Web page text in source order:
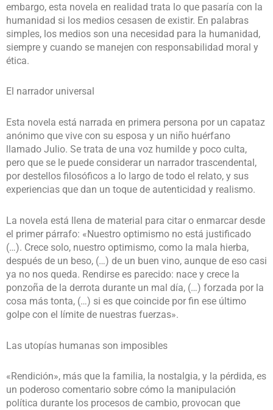
embargo, esta novela en realidad trata lo que pasaría con la
humanidad si los medios cesasen de existir. En palabras
simples, los medios son una necesidad para la humanidad,
siempre y cuando se manejen con responsabilidad moral y
ética.
El narrador universal
Esta novela está narrada en primera persona por un capataz
anónimo que vive con su esposa y un niño huérfano
llamado Julio. Se trata de una voz humilde y poco culta,
pero que se le puede considerar un narrador trascendental,
por destellos filosóficos a lo largo de todo el relato, y sus
experiencias que dan un toque de autenticidad y realismo.
La novela está llena de material para citar o enmarcar desde
el primer párrafo: «Nuestro optimismo no está justificado
(…). Crece solo, nuestro optimismo, como la mala hierba,
después de un beso, (…) de un buen vino, aunque de eso casi
ya no nos queda. Rendirse es parecido: nace y crece la
ponzoña de la derrota durante un mal día, (…) forzada por la
cosa más tonta, (…) si es que coincide por fin ese último
golpe con el límite de nuestras fuerzas».
Las utopías humanas son imposibles
«Rendición», más que la familia, la nostalgia, y la pérdida, es
un poderoso comentario sobre cómo la manipulación
política durante los procesos de cambio, provocan que